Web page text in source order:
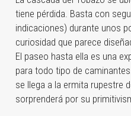
tiene pérdida. Basta con
indicaciones) durante unos
curiosidad que parece
El paseo hasta ella es una
para todo tipo de
se llega a la ermita rupestre
sorprenderá por su